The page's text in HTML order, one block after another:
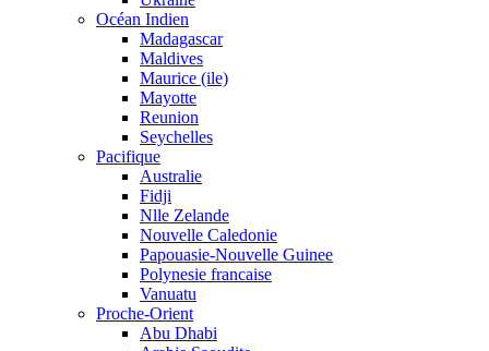
Océan Indien
Madagascar
Maldives
Maurice (ile)
Mayotte
Reunion
Seychelles
Pacifique
Australie
Fidji
Nlle Zelande
Nouvelle Caledonie
Papouasie-Nouvelle Guinee
Polynesie francaise
Vanuatu
Proche-Orient
Abu Dhabi